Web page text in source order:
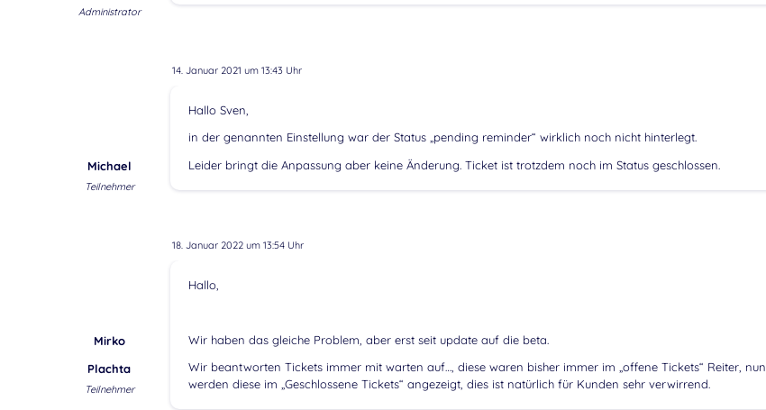
Administrator
14. Januar 2021 um 13:43 Uhr
Michael
Teilnehmer
Hallo Sven,
in der genannten Einstellung war der Status „pending reminder“ wirklich noch nicht hinterlegt.
Leider bringt die Anpassung aber keine Änderung. Ticket ist trotzdem noch im Status geschlossen.
18. Januar 2022 um 13:54 Uhr
Mirko
Plachta
Teilnehmer
Hallo,
Wir haben das gleiche Problem, aber erst seit update auf die beta.
Wir beantworten Tickets immer mit warten auf…, diese waren bisher immer im „offene Tickets“ Reiter, nun
werden diese im „Geschlossene Tickets“ angezeigt, dies ist natürlich für Kunden sehr verwirrend.